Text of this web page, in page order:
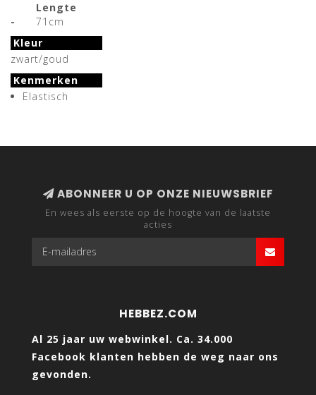
Lengte
-
71cm
Kleur
zwart/goud
Kenmerken
Elastisch
ABONNEER U OP ONZE NIEUWSBRIEF
En wees als eerste op de hoogte van de laatste
acties
HEBBEZ.COM
Al 25 jaar uw webwinkel. Ca. 34.000
Facebook klanten hebben de weg naar ons
gevonden.